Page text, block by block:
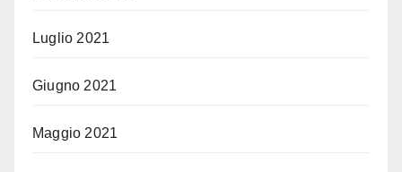
Luglio 2021
Giugno 2021
Maggio 2021